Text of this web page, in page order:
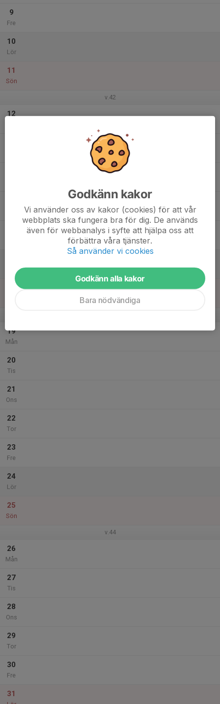
9
Fre
10
Lör
11
Sön
v.42
12
19
Mån
20
Tis
21
Ons
22
Tor
23
Fre
24
Lör
25
Sön
v.44
26
Mån
27
Tis
28
Ons
29
Tor
30
Fre
31
Godkänn kakor
Vi använder oss av kakor (cookies) för att vår
webbplats ska fungera bra för dig. De används
även för webbanalys i syfte att hjälpa oss att
förbättra våra tjänster.
Så använder vi cookies
Godkänn alla kakor
Bara nödvändiga